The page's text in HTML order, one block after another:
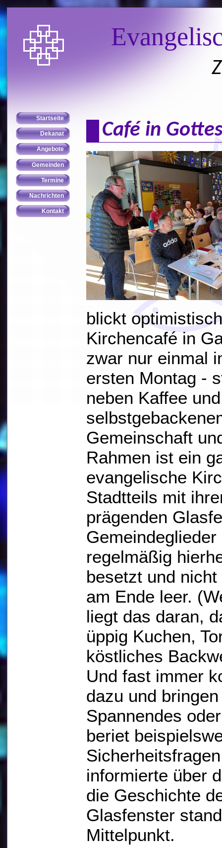
Café in
blickt
Kirchencafé in
zwar nur einmal
ersten Montag -
neben Kaffee
Gemeinschaft
Rahmen ist ein
evangelische
Stadtteils mit
prägenden
regelmäßig
besetzt und
am Ende leer.
liegt das daran,
üppig Kuchen,
köstliches
Und fast immer
dazu und
Spannendes
beriet
informierte über
die Geschichte
Glasfenster
Mittelpunkt.